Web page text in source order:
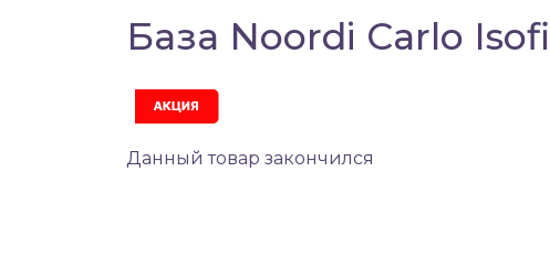
База Noordi Carlo
Данный товар закончился